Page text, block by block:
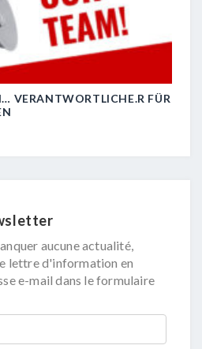
VERANTWORTLICHE.R FÜR
aucune actualité,
lettre d'information en
e-mail dans le formulaire